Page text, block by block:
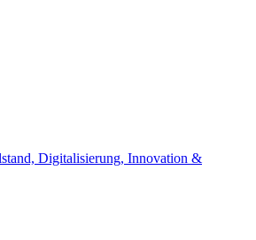
Digitalisierung, Innovation &